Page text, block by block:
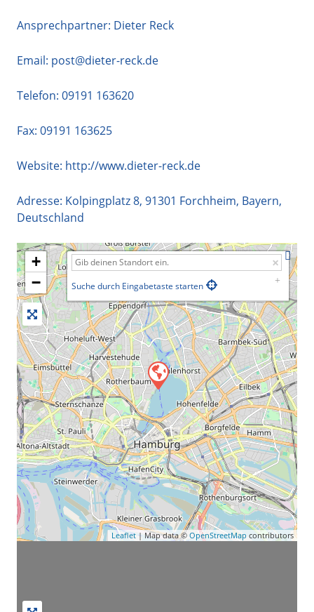
Ansprechpartner: Dieter Reck
Email: post@dieter-reck.de
Telefon: 09191 163620
Fax: 09191 163625
Website: http://www.dieter-reck.de
Adresse: Kolpingplatz 8, 91301 Forchheim, Bayern,
Deutschland
+
−
Suche durch Eingabetaste starten
Leaflet | Map data © OpenStreetMap contributors